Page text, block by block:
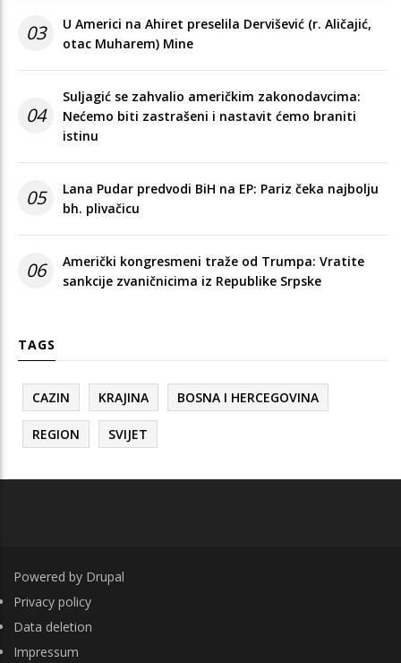
03
U Americi na Ahiret preselila Dervišević (r. Aličajić,
otac Muharem) Mine
04
Suljagić se zahvalio američkim zakonodavcima:
Nećemo biti zastrašeni i nastavit ćemo braniti
istinu
05
Lana Pudar predvodi BiH na EP: Pariz čeka najbolju
bh. plivačicu
06
Američki kongresmeni traže od Trumpa: Vratite
sankcije zvaničnicima iz Republike Srpske
TAGS
CAZIN KRAJINA BOSNA I HERCEGOVINA
REGION SVIJET
Powered by Drupal
FOOTER
Privacy policy
Data deletion
Impressum